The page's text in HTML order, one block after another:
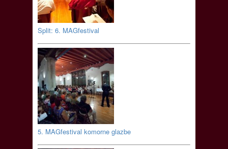
Split: 6. MAGfestival
5. MAGfestival komorne glazbe